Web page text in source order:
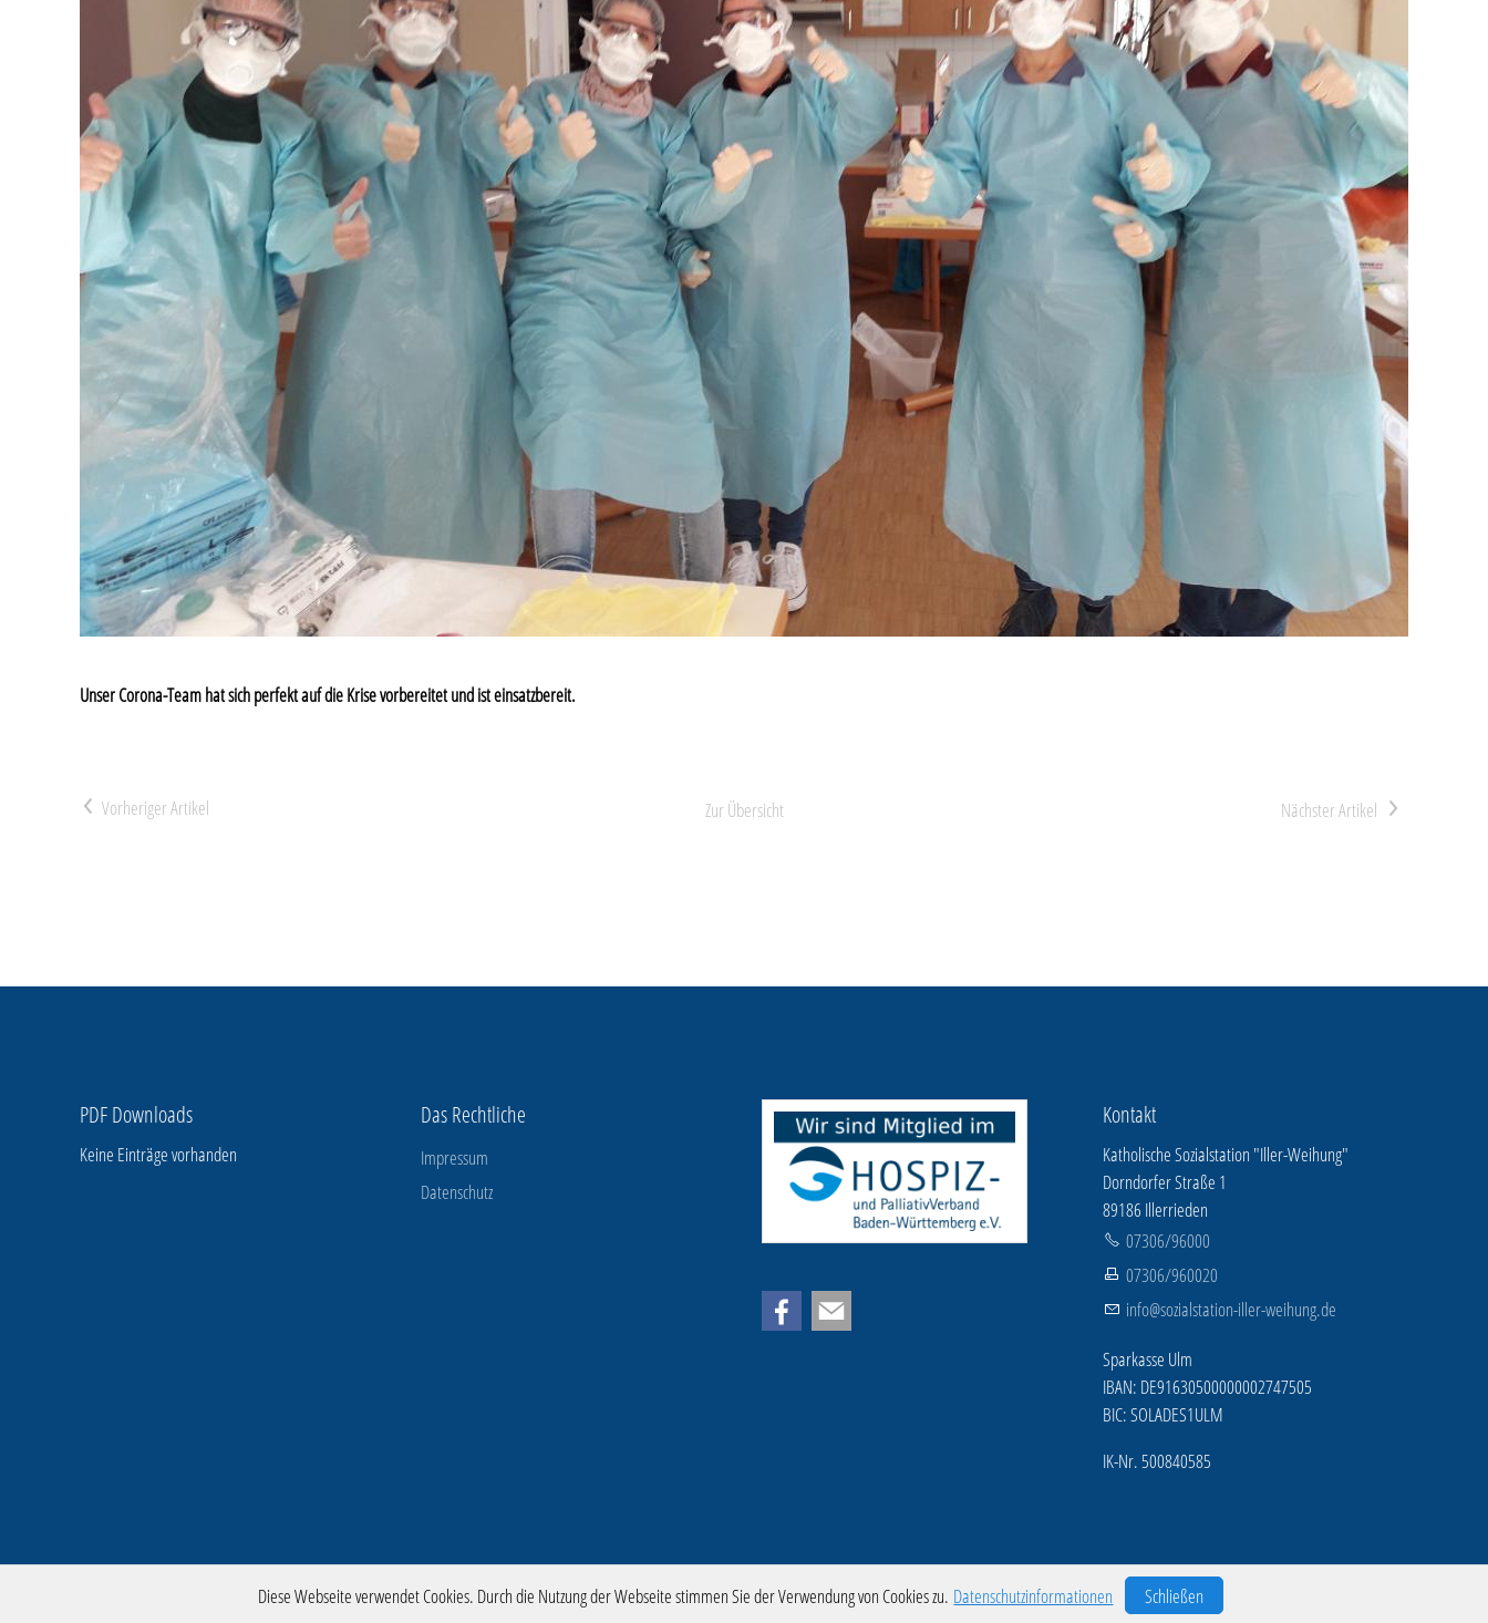
Unser Corona-Team hat sich perfekt auf die Krise vorbereitet und ist einsatzbereit.
< Zur Übersicht >
PDF Downloads
Keine Einträge vorhanden
Das Rechtliche
Impressum
Datenschutz
Kontakt
Katholische Sozialstation "Iller-Weihung"
Dorndorfer Straße 1
89186 Illerrieden
07306/96000
07306/960020
info@sozialstation-iller-weihung.de
Sparkasse Ulm
IBAN: DE91630500000002747505
BIC: SOLADES1ULM
IK-Nr. 500840585
Diese Webseite verwendet Cookies. Durch die Nutzung der Webseite stimmen Sie der Verwendung von Cookies zu. Datenschutzinformationen Schließen